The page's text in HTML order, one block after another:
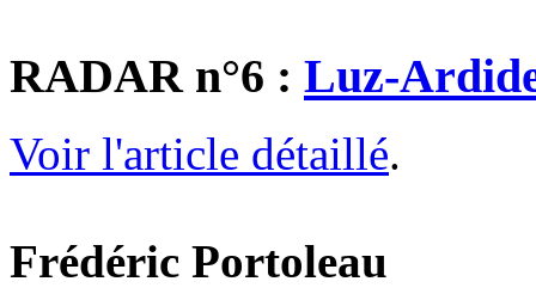
RADAR n°6 : Luz-
Voir l'article détaillé.
Frédéric Portoleau